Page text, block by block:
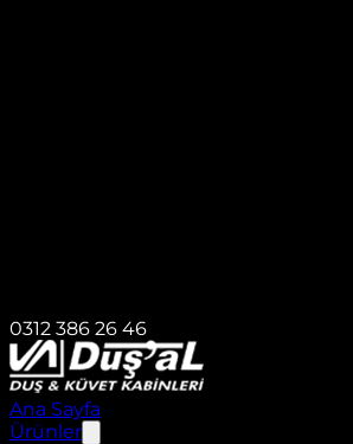
0312 386 26 46
Ana Sayfa
Ürünler